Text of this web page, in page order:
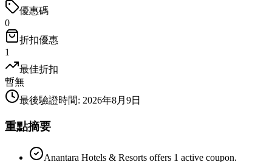
優惠碼
0
折扣優惠
1
最佳折扣
暫無
最後驗證時間: 2026年8月9日
重點摘要
Anantara Hotels & Resorts offers 1 active coupon.